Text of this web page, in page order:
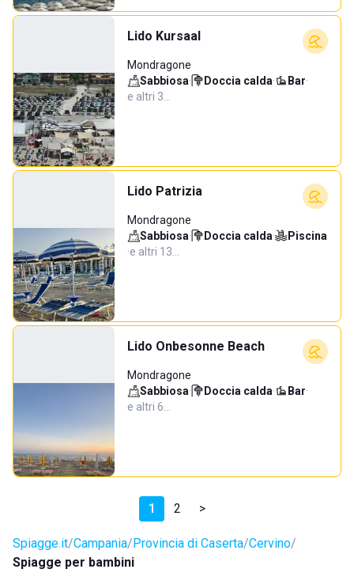
Lido Kursaal
Mondragone
Sabbiosa· Doccia calda· Bar·
e altri 3…
Lido Patrizia
Mondragone
Sabbiosa· Doccia calda·
Piscina
·e altri 13…
Lido Onbesonne Beach
Mondragone
Sabbiosa· Doccia calda· Bar·
e altri 6…
1 2 >
Spiagge.it Campania Provincia di Caserta Cervino
Spiagge per bambini